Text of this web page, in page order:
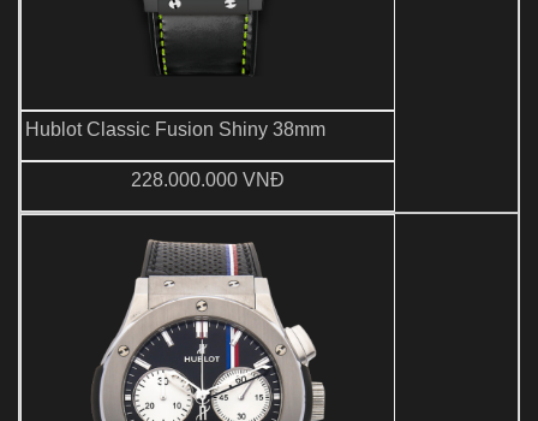
Hublot Classic Fusion Shiny 38mm
228.000.000 VNĐ